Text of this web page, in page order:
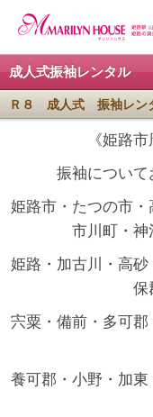
成人式振袖レンタル
Ｒ８ 成人式 振袖レン
《姫路
振袖につい
姫路市・たつの市・
市川町・神
姫路・加古川・高
保
宍粟・備前・多可
養可郡・小野・加